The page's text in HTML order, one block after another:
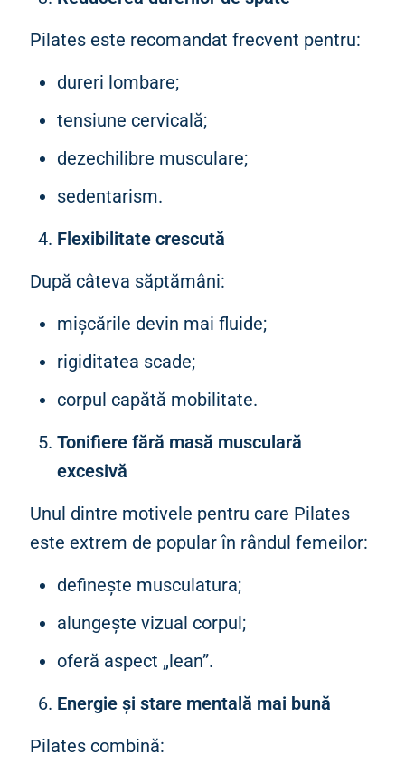
Pilates este recomandat frecvent pentru:
dureri lombare;
tensiune cervicală;
dezechilibre musculare;
sedentarism.
Flexibilitate crescută
După câteva săptămâni:
mișcările devin mai fluide;
rigiditatea scade;
corpul capătă mobilitate.
Tonifiere fără masă musculară
excesivă
Unul dintre motivele pentru care Pilates
este extrem de popular în rândul femeilor:
definește musculatura;
alungește vizual corpul;
oferă aspect „lean”.
Energie și stare mentală mai bună
Pilates combină: